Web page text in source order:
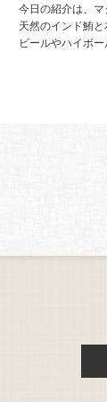
今日の紹介は、マ
天然のインド鮪と
ビールやハイボー